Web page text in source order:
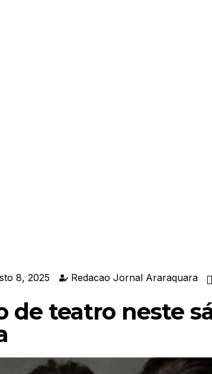
8, 2025 Redacao Jornal Araraquara
de teatro neste